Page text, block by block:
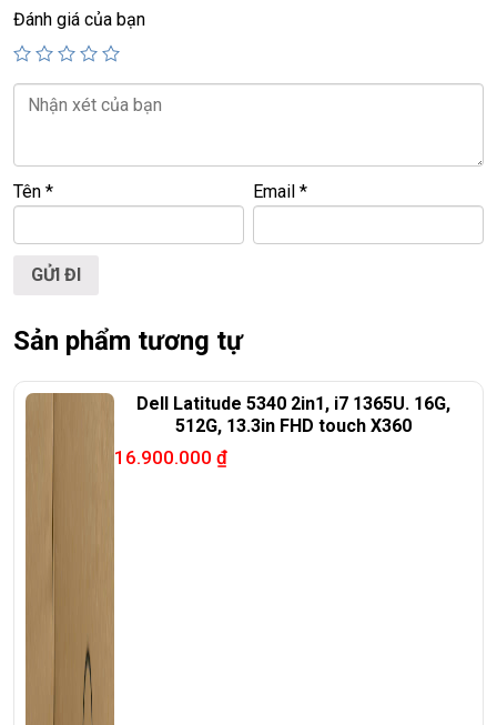
0939.008.008
ĐC: 60/26 Đồng Đen, p.14, Tân Bình
Web:
Đánh giá của bạn
Tên * Email*
Sản phẩm tương tự
Dell Latitude 5340 2in1, i7 1365U. 16G,
512G, 13.3in FHD touch X360
16.900.000 ₫